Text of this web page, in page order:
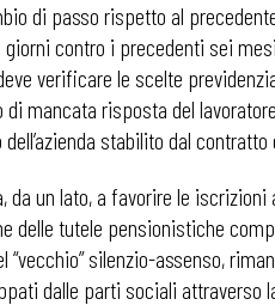
di passo rispetto al
contro i precedenti sei
verificare le scelte
mancata risposta del
stabilito dal contratto
un lato, a favorire le
delle tutele pensionistiche
silenzio-assenso,
dalle parti sociali attraverso